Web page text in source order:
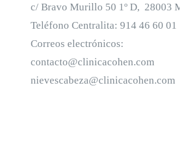
c/ Bravo Murillo 50 1º D, 28003
Teléfono Centralita: 914 46 60 01
Correos electrónicos:
contacto@clinicacohen.com
nievescabeza@clinicacohen.com